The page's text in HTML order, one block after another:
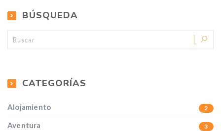
BÚSQUEDA
CATEGORÍAS
Alojamiento 2
Aventura 3